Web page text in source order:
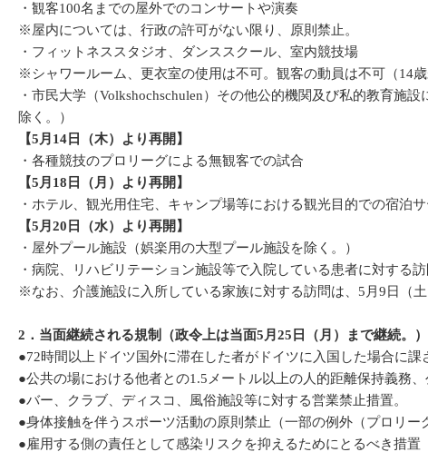
・観客100名までの屋外でのコンサートや演奏
※屋内については、行政の許可がない限り、原則禁止。
・フィットネススタジオ、ダンススクール、室内競技場
※シャワールーム、更衣室の使用は不可。観客の動員は不可（14
・市民大学（Volkshochschulen）その他公的機関及び私的教育施
除く。）
【5月14日（木）より再開】
・各種競技のプロリーグによる無観客での試合
【5月18日（月）より再開】
・ホテル、観光用住宅、キャンプ場等における観光目的での宿泊
【5月20日（水）より再開】
・屋外プール施設（娯楽用の大型プール施設を除く。）
・病院、リハビリテーション施設等で入院している患者に対する
※なお、介護施設に入所している家族に対する訪問は、5月9日（土
2．当面継続される規制（政令上は当面5月25日（月）まで継続。）
●72時間以上ドイツ国外に滞在した者がドイツに入国した場合に課
●公共の場における他者との1.5メートル以上の人的距離保持義務
●バー、クラブ、ディスコ、風俗施設等に対する営業禁止措置。
●身体接触を伴うスポーツ活動の原則禁止（一部の例外（プロリー
●雇用する側の責任として感染リスクを抑えるためにとるべき措